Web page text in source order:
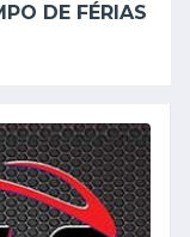
DE FÉRIAS